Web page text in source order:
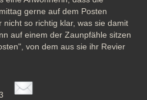
gerne auf dem Posten
so richtig klar, was sie damit
auf einem der Zaunpfähle sitzen
von dem aus sie ihr Revier